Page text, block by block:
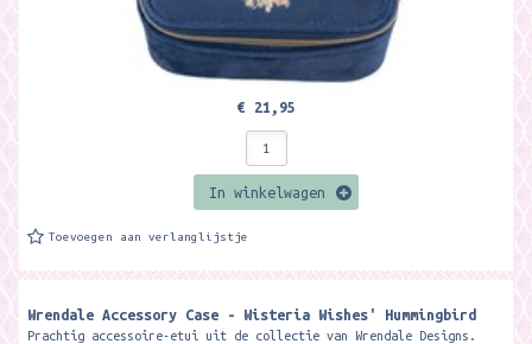
€ 21,95
In winkelwagen
Toevoegen aan verlanglijstje
Wrendale Accessory Case - Wisteria Wishes' Hummingbird
Prachtig accessoire-etui uit de collectie van Wrendale Designs.